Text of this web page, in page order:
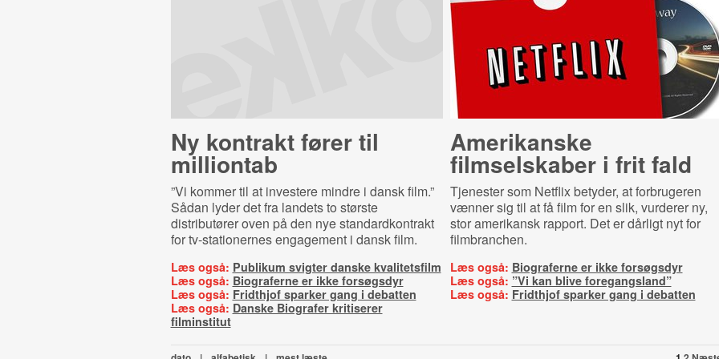
Ny kontrakt fører til
milliontab
”Vi kommer til at investere mindre i dansk film.”
Sådan lyder det fra landets to største
distributører oven på den nye standardkontrakt
for tv-stationernes engagement i dansk film.
Læs også: Publikum svigter danske kvalitetsfilm
Læs også: Biograferne er ikke forsøgsdyr
Læs også: Fridthjof sparker gang i debatten
Læs også: Danske Biografer kritiserer
filminstitut
Amerikanske
filmselskaber i frit fald
Tjenester som Netflix betyder, at forbrugeren
vænner sig til at få film for en slik, vurderer ny,
stor amerikansk rapport. Det er dårligt nyt for
filmbranchen.
Læs også: Biograferne er ikke forsøgsdyr
Læs også: ”Vi kan blive foregangsland”
Læs også: Fridthjof sparker gang i debatten